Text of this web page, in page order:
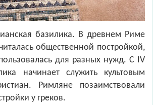
базилика. В древнем Риме
общественной постройкой,
для разных нужд. С IV
начинает служить культовым
Римляне позаимствовали
у греков.